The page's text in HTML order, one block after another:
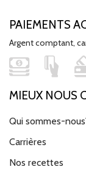
PAIEMENTS
Argent comptant,
MIEUX NOUS
Qui sommes-
Carrières
Nos recettes